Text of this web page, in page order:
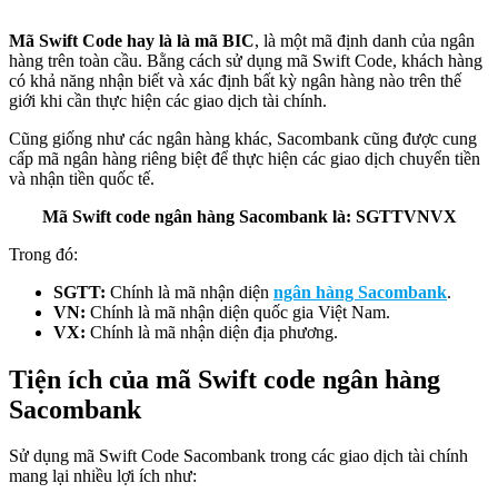
Mã Swift Code hay là là mã BIC, là một mã định danh của ngân
hàng trên toàn cầu. Bằng cách sử dụng mã Swift Code, khách hàng
có khả năng nhận biết và xác định bất kỳ ngân hàng nào trên thế
giới khi cần thực hiện các giao dịch tài chính.
Cũng giống như các ngân hàng khác, Sacombank cũng được cung
cấp mã ngân hàng riêng biệt để thực hiện các giao dịch chuyển tiền
và nhận tiền quốc tế.
Mã Swift code ngân hàng Sacombank là: SGTTVNVX
Trong đó:
SGTT: Chính là mã nhận diện ngân hàng Sacombank.
VN: Chính là mã nhận diện quốc gia Việt Nam.
VX: Chính là mã nhận diện địa phương.
Tiện ích của mã Swift code ngân hàng
Sacombank
Sử dụng mã Swift Code Sacombank trong các giao dịch tài chính
mang lại nhiều lợi ích như: